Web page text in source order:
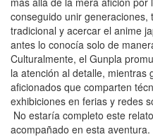
conseguido unir generaciones,
tradicional y acercar el anime
antes lo conocía solo de
Culturalmente, el Gunpla
la atención al detalle, mientras
aficionados que comparten
exhibiciones en ferias y redes
No estaría completo este
acompañado en esta aventura.